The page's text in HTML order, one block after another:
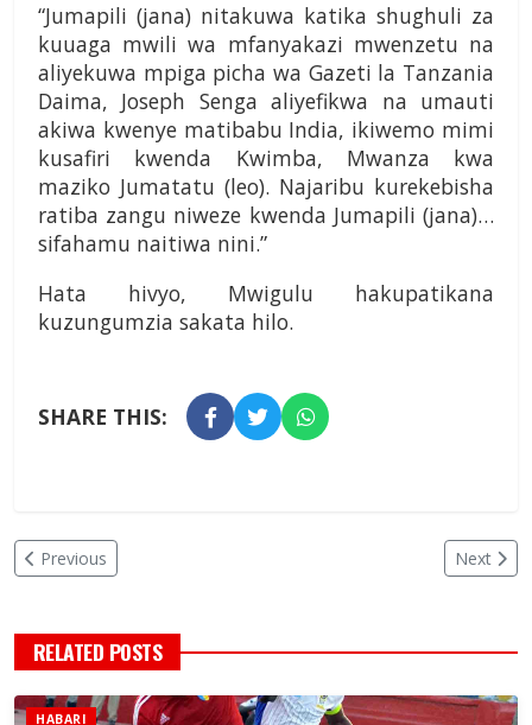
“Jumapili (jana) nitakuwa katika shughuli za
kuuaga mwili wa mfanyakazi mwenzetu na
aliyekuwa mpiga picha wa Gazeti la Tanzania
Daima, Joseph Senga aliyefikwa na umauti
akiwa kwenye matibabu India, ikiwemo mimi
kusafiri kwenda Kwimba, Mwanza kwa
maziko Jumatatu (leo). Najaribu kurekebisha
ratiba zangu niweze kwenda Jumapili (jana)…
sifahamu naitiwa nini.”
Hata hivyo, Mwigulu hakupatikana
kuzungumzia sakata hilo.
SHARE THIS:
Previous Next
RELATED POSTS
HABARI